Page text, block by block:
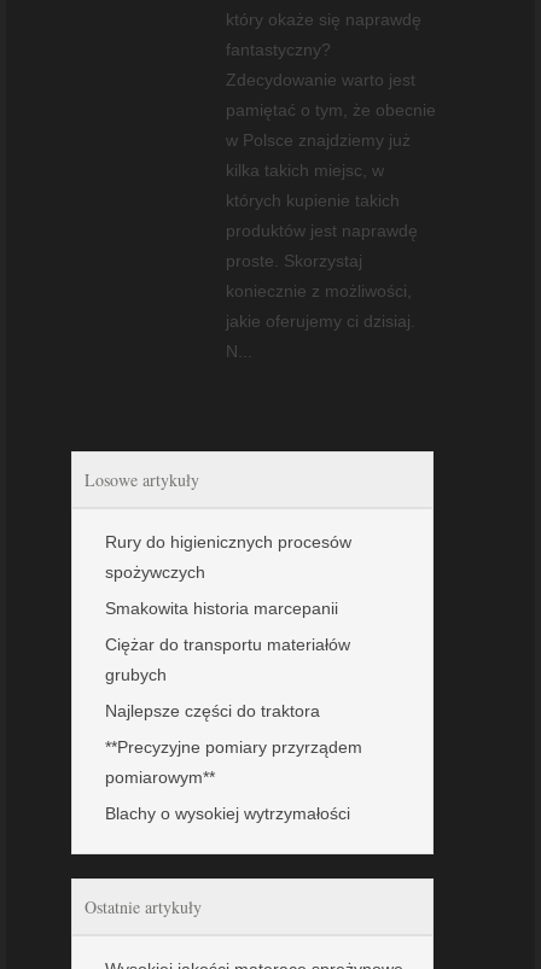
który okaże się naprawdę
fantastyczny?
Zdecydowanie warto jest
pamiętać o tym, że obecnie
w Polsce znajdziemy już
kilka takich miejsc, w
których kupienie takich
produktów jest naprawdę
proste. Skorzystaj
koniecznie z możliwości,
jakie oferujemy ci dzisiaj.
N...
Losowe artykuły
Rury do higienicznych procesów
spożywczych
Smakowita historia marcepanii
Ciężar do transportu materiałów
grubych
Najlepsze części do traktora
**Precyzyjne pomiary przyrządem
pomiarowym**
Blachy o wysokiej wytrzymałości
Ostatnie artykuły